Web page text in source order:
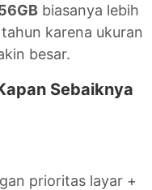
biasanya lebih
karena ukuran
besar.
Sebaiknya
prioritas layar +